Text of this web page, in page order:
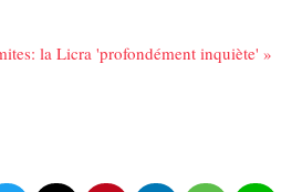
la Licra 'profondément inquiète' »